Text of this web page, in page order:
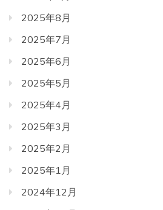
2025年8月
2025年7月
2025年6月
2025年5月
2025年4月
2025年3月
2025年2月
2025年1月
2024年12月